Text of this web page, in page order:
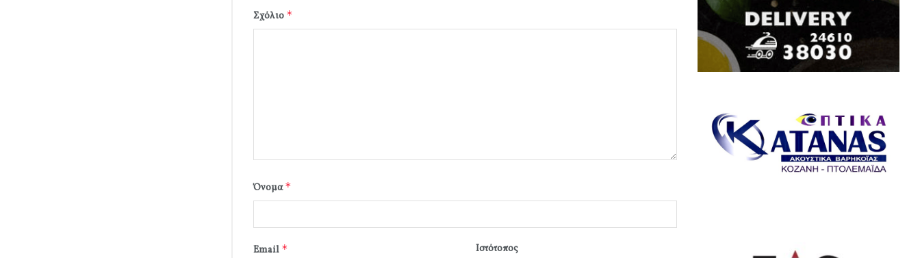
Σχόλιο *
Όνομα*
Email * Ιστότοπος